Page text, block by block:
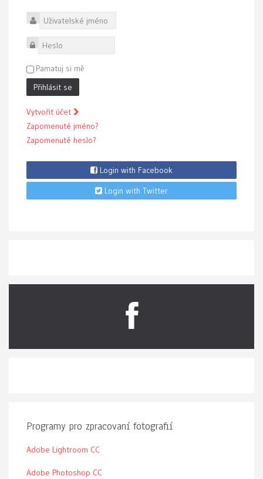
Uživatelské jméno
Heslo
Pamatuj si mě
Přihlásit se
Vytvořit účet
Zapomenuté jméno?
Zapomenuté heslo?
Login with Facebook
Login with Twitter
Programy pro zpracovaní fotografií
Adobe Lightroom CC
Adobe Photoshop CC